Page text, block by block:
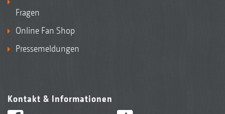
Fragen
Online Fan Shop
Pressemeldungen
Kontakt & Informationen